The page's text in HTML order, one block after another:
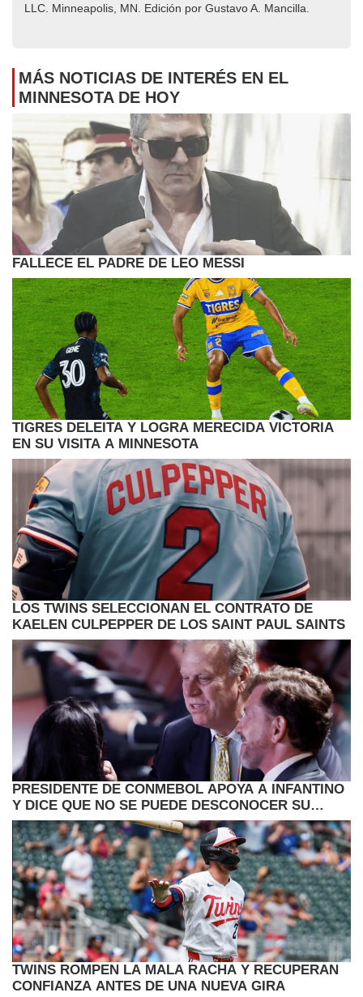
LLC. Minneapolis, MN. Edición por Gustavo A. Mancilla.
MÁS NOTICIAS DE INTERÉS EN EL
MINNESOTA DE HOY
FALLECE EL PADRE DE LEO MESSI
TIGRES DELEITA Y LOGRA MERECIDA VICTORIA
EN SU VISITA A MINNESOTA
LOS TWINS SELECCIONAN EL CONTRATO DE
KAELEN CULPEPPER DE LOS SAINT PAUL SAINTS
PRESIDENTE DE CONMEBOL APOYA A INFANTINO
Y DICE QUE NO SE PUEDE DESCONOCER SU
TRABAJO
TWINS ROMPEN LA MALA RACHA Y RECUPERAN
CONFIANZA ANTES DE UNA NUEVA GIRA